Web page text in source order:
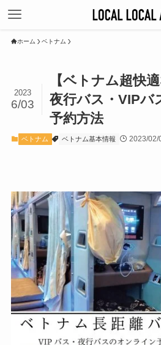
ホーム ベトナム
【ベトナム超快
夜行バス・VIPバ
予約方法
2023
6/03
ベトナム ベトナム基本情報 2023/02/